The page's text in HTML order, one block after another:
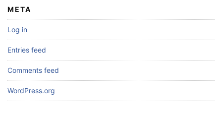
META
Log in
Entries feed
Comments feed
WordPress.org